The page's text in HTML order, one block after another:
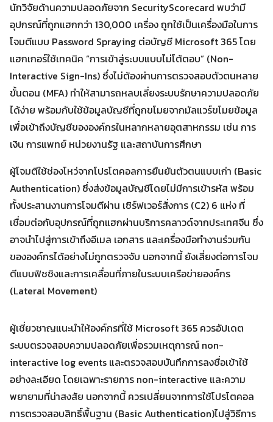
Search
Search
นักวิจัยด้านความปลอดภัยจาก SecurityScorecard พบว่ามี
อุปกรณ์ที่ถูกแฮกกว่า 130,000 เครื่อง ถูกใช้เป็นเครื่องมือในการ
โจมตีแบบ Password Spraying ต่อบัญชี Microsoft 365 โดย
แฮกเกอร์ใช้เทคนิค “การเข้าสู่ระบบแบบไม่โต้ตอบ” (Non-
Interactive Sign-Ins) ซึ่งไม่ต้องผ่านการตรวจสอบตัวตนหลาย
ขั้นตอน (MFA) ทำให้สามารถหลบเลี่ยงระบบรักษาความปลอดภัย
ได้ง่าย พร้อมกับใช้ข้อมูลบัญชีที่ถูกขโมยจากมัลแวร์ขโมยข้อมูล
เพื่อเข้าถึงบัญชีขององค์กรในหลากหลายอุตสาหกรรม เช่น การ
เงิน การแพทย์ หน่วยงานรัฐ และสถาบันการศึกษา
ผู้โจมตีใช้ช่องโหว่จากโปรโตคอลการยืนยันตัวตนแบบเก่า (Basic
Authentication) ซึ่งส่งข้อมูลบัญชีโดยไม่มีการเข้ารหัส พร้อม
ทั้งประสานงานการโจมตีผ่าน เซิร์ฟเวอร์สั่งการ (C2) 6 แห่ง ที่
เชื่อมต่อกับอุปกรณ์ที่ถูกแฮกผ่านบริการคลาวด์จากประเทศจีน ซึ่ง
อาจนำไปสู่การเข้าถึงอีเมล เอกสาร และเครื่องมือทำงานร่วมกัน
ขององค์กรได้อย่างไม่ถูกตรวจจับ นอกจากนี้ ยังเสี่ยงต่อการโจม
ตีแบบฟิชชิงและการเคลื่อนที่ภายในระบบเครือข่ายองค์กร
(Lateral Movement)
ผู้เชี่ยวชาญแนะนำให้องค์กรที่ใช้ Microsoft 365 ควรอัปเดต
ระบบตรวจสอบความปลอดภัยเพื่อรวมเหตุการณ์ non-
interactive log events และตรวจสอบบันทึกการลงชื่อเข้าใช้
อย่างละเอียด โดยเฉพาะรายการ non-interactive และความ
พยายามที่น่าสงสัย นอกจากนี้ ควรเปลี่ยนจากการใช้โปรโตคอล
การตรวจสอบสิทธิ์พื้นฐาน (Basic Authentication)ไปสู่วิธีการ